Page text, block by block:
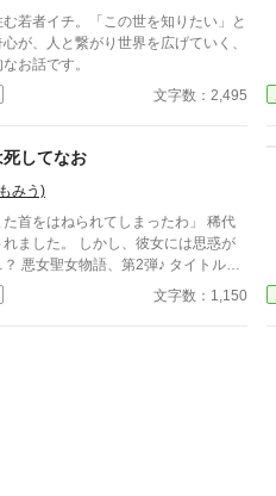
若者イチ。「この世を知りたい」と
が、人と繋がり世界を広げていく、
お話です。
文字数：2,495
してなお
みう)
首をはねられてしまったわ」 稀代
し、彼女には思惑が
ルに
込めましたが、他にもあるか
文字数：1,150